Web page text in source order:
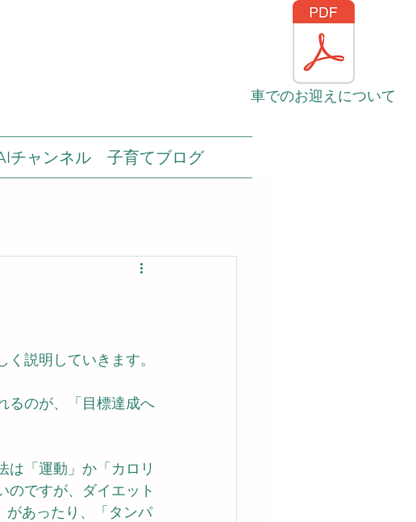
車でのお迎えについて
チャンネル 子育てブログ
説明していきます。
るのが、「目標達成へ
「運動」か「カロリ
のですが、ダイエット
があったり、「タンパ